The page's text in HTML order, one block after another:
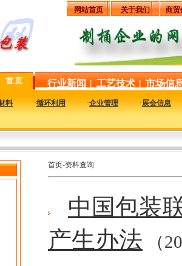
网站首页 关于我们 商贸
首 页 行业新闻 | 工艺技术 | 市场信
料 ·循环利用 ·企业管理 ·展会信息
首页-资料查询
中国包装
产生办法 （